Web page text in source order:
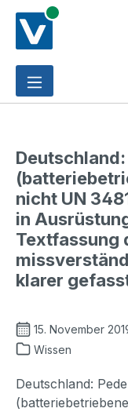
Zum Hauptinhalt
Deutschland:
nicht UN
in
Textfassung
klarer
15. November
Wissen
Deutschland: